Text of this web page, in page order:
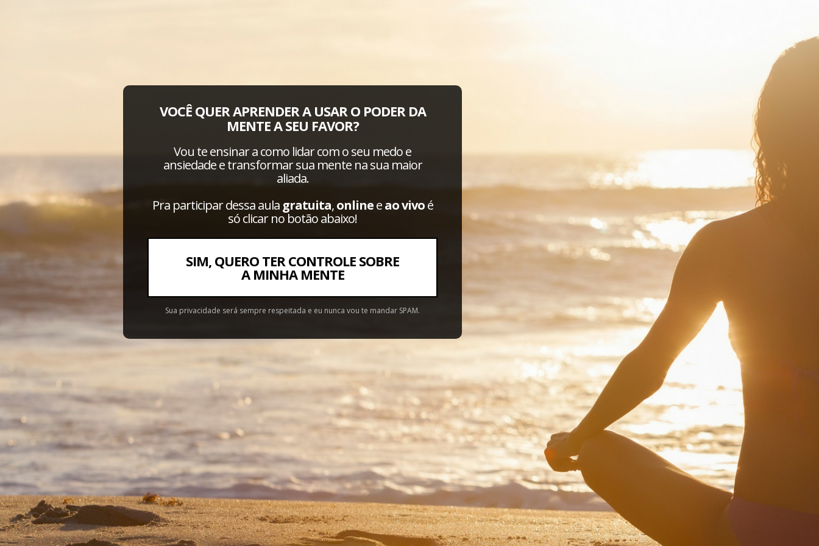
VOCÊ QUER APRENDER A USAR O PODER DA
MENTE A SEU FAVOR?
Vou te ensinar a como lidar com o seu medo e
ansiedade e transformar sua mente na sua maior
aliada.
Pra participar dessa aula gratuita,onlineeao vivoé
só clicar no botão abaixo!
SIM, QUERO TER CONTROLE SOBRE
A MINHA MENTE
Sua privacidade será sempre respeitada e eu nunca vou te mandar SPAM.